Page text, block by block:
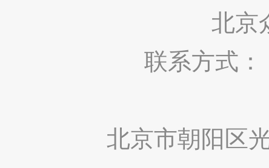
北京
联系方式
北京市朝阳区